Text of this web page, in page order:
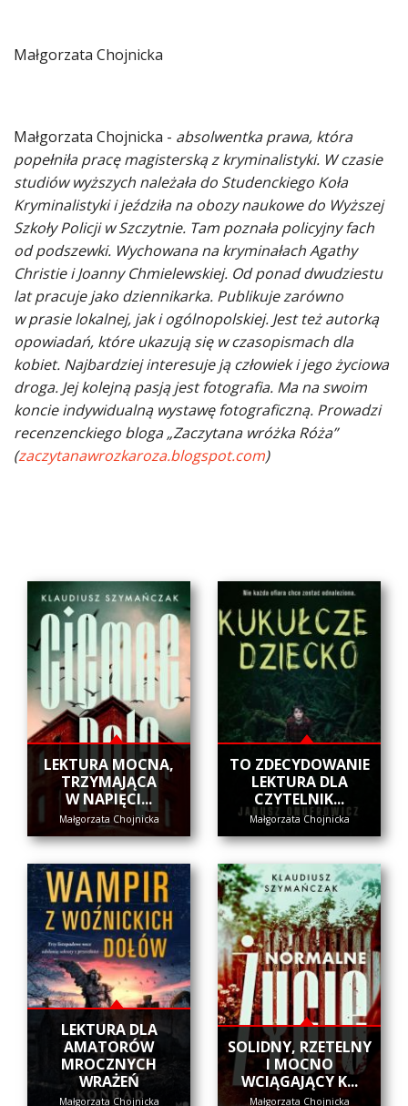
Małgorzata Chojnicka
Małgorzata Chojnicka - absolwentka prawa, która
popełniła pracę magisterską z kryminalistyki. W czasie
studiów wyższych należała do Studenckiego Koła
Kryminalistyki i jeździła na obozy naukowe do Wyższej
Szkoły Policji w Szczytnie. Tam poznała policyjny fach
od podszewki. Wychowana na kryminałach Agathy
Christie i Joanny Chmielewskiej. Od ponad dwudziestu
lat pracuje jako dziennikarka. Publikuje zarówno
w prasie lokalnej, jak i ogólnopolskiej. Jest też autorką
opowiadań, które ukazują się w czasopismach dla
kobiet. Najbardziej interesuje ją człowiek i jego życiowa
droga. Jej kolejną pasją jest fotografia. Ma na swoim
koncie indywidualną wystawę fotograficzną. Prowadzi
recenzenckiego bloga „Zaczytana wróżka Róża”
(zaczytanawrozkaroza.blogspot.com)
​LEKTURA MOCNA,
TRZYMAJĄCA
W NAPIĘCI...
Małgorzata Chojnicka
​TO ZDECYDOWANIE
LEKTURA DLA
CZYTELNIK...
Małgorzata Chojnicka
LEKTURA DLA
AMATORÓW
MROCZNYCH
WRAŻEŃ
Małgorzata Chojnicka
SOLIDNY, RZETELNY
I MOCNO
WCIĄGAJĄCY K...
Małgorzata Chojnicka